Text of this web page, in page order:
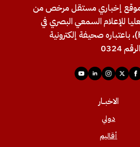
موقع إخباري مستقل مرخص من
للإعلام السمعي البصري في
تشاد (HAMA)، باعتباره صحيفة إلكترونية
0324
الاخبــار
دولي
أقاليم